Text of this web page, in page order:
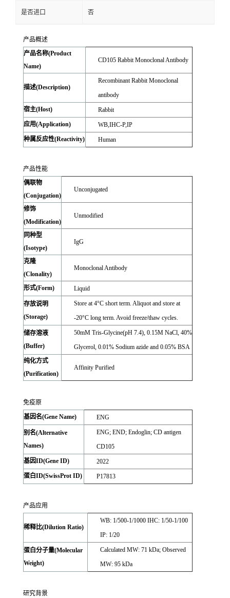
是否进口 否
产品概述
产品名称(Product
Name)
CD105 Rabbit Monoclonal Antibody
描述(Description)
Recombinant Rabbit Monoclonal
antibody
宿主(Host)
Rabbit
应用(Application)
WB,IHC-P,IP
种属反应性(Reactivity)
Human
产品性能
偶联物
(Conjugation)
Unconjugated
修饰
(Modification)
Unmodified
同种型
(Isotype)
IgG
克隆
(Clonality)
Monoclonal Antibody
形式(Form) Liquid
存放说明
(Storage)
Store at 4°C short term. Aliquot and store at
-20°C long term. Avoid freeze/thaw cycles.
储存溶液
(Buffer)
50mM Tris-Glycine(pH 7.4), 0.15M NaCl, 40%
Glycerol, 0.01% Sodium azide and 0.05% BSA
纯化方式
(Purification)
Affinity Purified
免疫原
基因名(Gene Name)
ENG
别名(Alternative
Names)
ENG; END; Endoglin; CD antigen
CD105
基因ID(Gene ID)
2022
蛋白ID(SwissProt ID)
P17813
产品应用
稀释比(Dilution Ratio)
WB: 1/500-1/1000 IHC: 1/50-1/100
IP: 1/20
蛋白分子量(Molecular
Weight)
Calculated MW: 71 kDa; Observed
MW: 95 kDa
研究背景